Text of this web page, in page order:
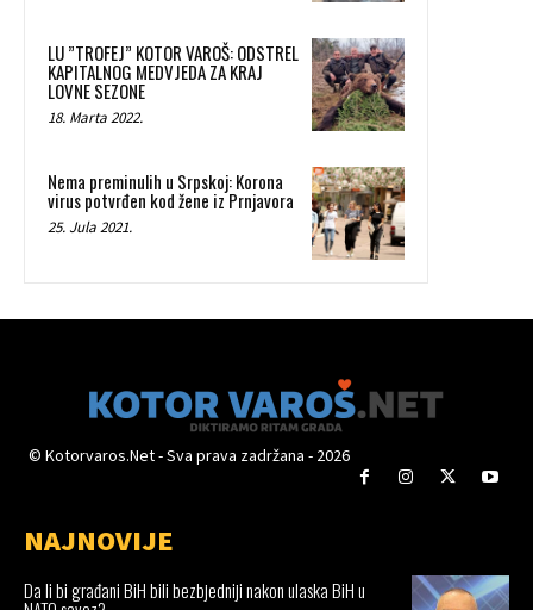
LU ”TROFEJ” KOTOR VAROŠ: ODSTREL
KAPITALNOG MEDVJEDA ZA KRAJ
LOVNE SEZONE
18. Marta 2022.
Nema preminulih u Srpskoj: Korona
virus potvrđen kod žene iz Prnjavora
25. Jula 2021.
© Kotorvaros.Net - Sva prava zadržana - 2026
NAJNOVIJE
Da li bi građani BiH bili bezbjedniji nakon ulaska BiH u